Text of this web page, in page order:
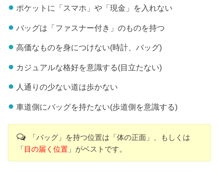
ポケットに「スマホ」や「現金」を入れない
バッグは「ファスナー付き」のものを持つ
高価なものを身につけない(時計、バッグ)
カジュアルな格好を意識する(目立たない)
人通りの少ない道は歩かない
車道側にバッグを持たない(歩道側を意識する)
「バッグ」を持つ位置は「体の正面」、もしくは
「目の届く位置 」がベストです。